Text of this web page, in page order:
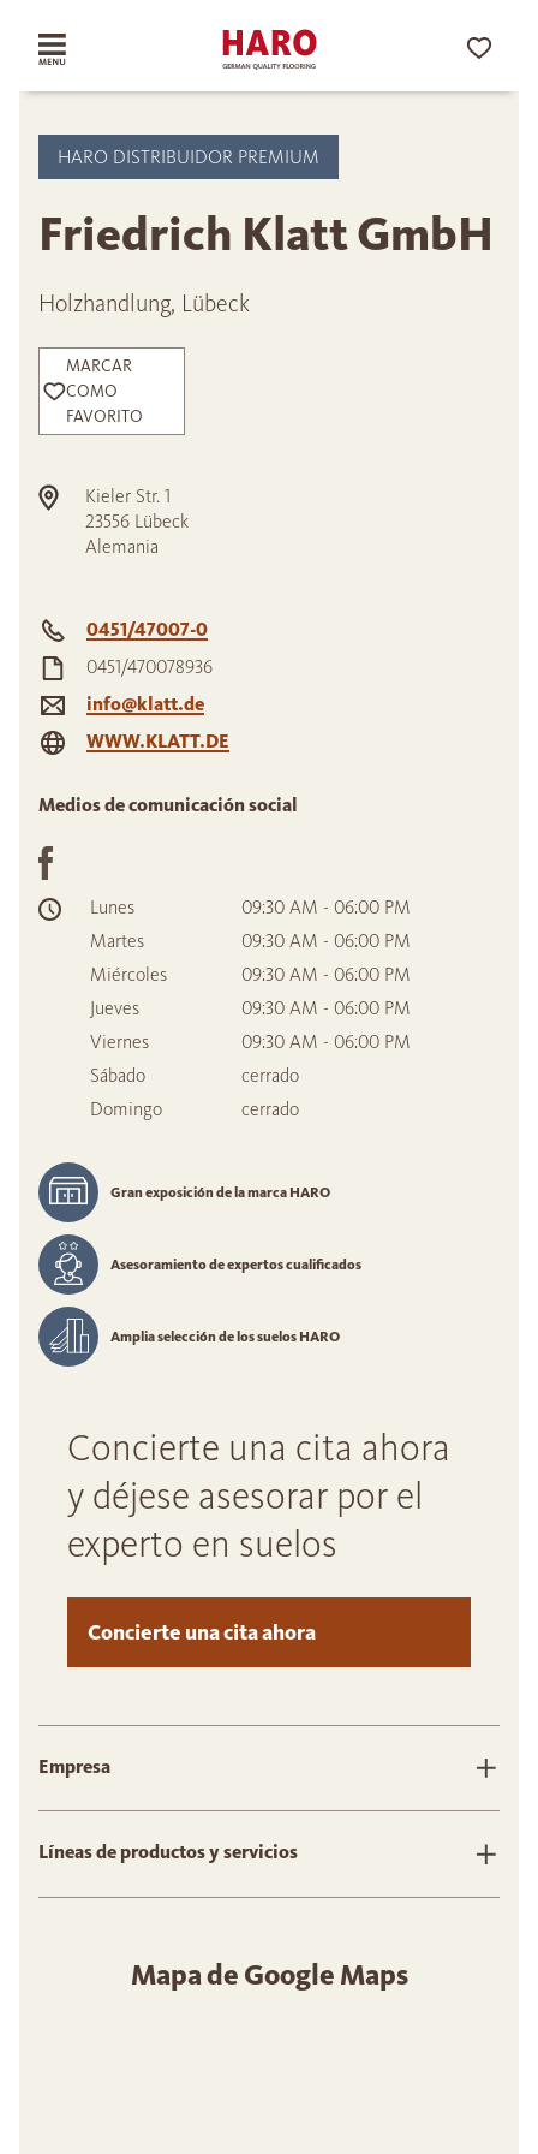
HARO DISTRIBUIDOR PREMIUM
Friedrich Klatt GmbH
Holzhandlung, Lübeck
MARCAR
COMO
FAVORITO
Kieler Str. 1
23556 Lübeck
Alemania
0451/47007-0
0451/470078936
info@klatt.de
WWW.KLATT.DE
Medios de comunicación social
Lunes
09:30 AM - 06:00 PM
Martes
09:30 AM - 06:00 PM
Miércoles
09:30 AM - 06:00 PM
Jueves
09:30 AM - 06:00 PM
Viernes
09:30 AM - 06:00 PM
Sábado
cerrado
Domingo
cerrado
Gran exposición de la marca HARO
Asesoramiento de expertos cualificados
Amplia selección de los suelos HARO
Concierte una cita ahora
y déjese asesorar por el
experto en suelos
Concierte una cita ahora
Empresa
Líneas de productos y servicios
Mapa de Google Maps